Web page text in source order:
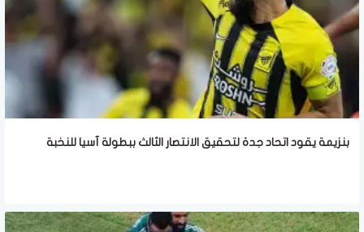
بنزيمة يقود اتحاد جدة لتحقيق الانتصار الثالث ببطولة آسيا للنخبة